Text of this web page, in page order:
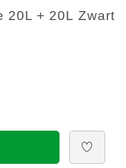
20L + 20L Zwart